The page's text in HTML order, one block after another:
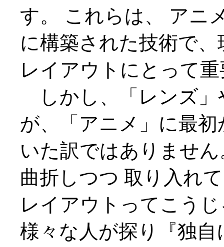
す。 これらは、 アニ
に構築された技術で
レイアウトにとって
しかし、「レンズ」
が、「アニメ」に最
いた訳ではありませ
曲折しつつ 取り入れ
レイアウトってこう
様々な人が探り『独自